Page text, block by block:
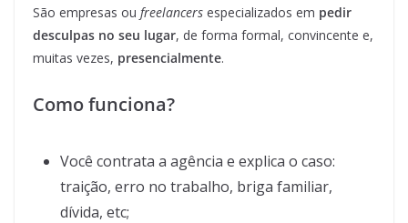
São empresas ou freelancers especializados em pedir
desculpas no seu lugar, de forma formal, convincente e,
muitas vezes, presencialmente.
Como funciona?
Você contrata a agência e explica o caso:
traição, erro no trabalho, briga familiar,
dívida, etc;